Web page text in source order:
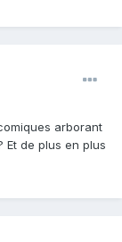
arborant
Et de plus en plus